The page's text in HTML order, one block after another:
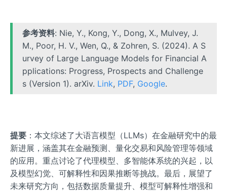
参考资料: Nie, Y., Kong, Y., Dong, X., Mulvey, J.
M., Poor, H. V., Wen, Q., & Zohren, S. (2024). A S
urvey of Large Language Models for Financial A
pplications: Progress, Prospects and Challenge
s (Version 1). arXiv. Link, PDF, Google.
提要 ：本文综述了大语言模型（LLMs）在金融研究中的最
新进展，涵盖其在金融预测、量化交易和风险管理等领域
的应用。重点讨论了代理模型、多智能体系统的兴起，以
及模型幻觉、可解释性和因果推断等挑战。最后，展望了
未来研究方向，包括数据质量提升、模型可解释性增强和